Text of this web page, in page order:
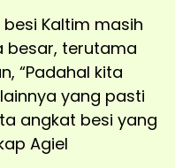
Kaltim masih
besar, terutama
“Padahal kita
yang pasti
angkat besi yang
Agiel